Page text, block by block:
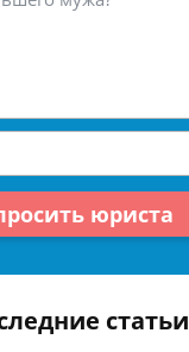
юриста
статьи